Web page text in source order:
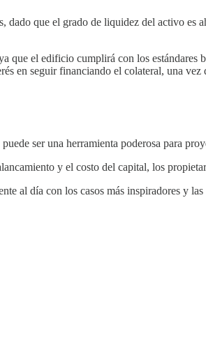
que el grado de liquidez del activo es
que el edificio cumplirá con los
en seguir financiando el colateral, una
ser una herramienta poderosa para
y el costo del capital, los
al día con los casos más inspiradores y